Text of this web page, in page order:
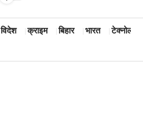
विदेश क्राइम बिहार भारत टेक्नोलॉजी